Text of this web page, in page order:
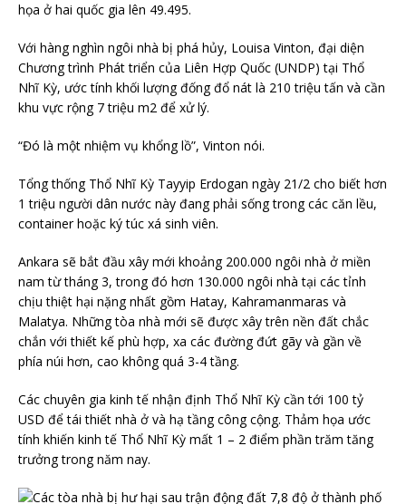
họa ở hai quốc gia lên 49.495.
Với hàng nghìn ngôi nhà bị phá hủy, Louisa Vinton, đại diện
Chương trình Phát triển của Liên Hợp Quốc (UNDP) tại Thổ
Nhĩ Kỳ, ước tính khối lượng đống đổ nát là 210 triệu tấn và cần
khu vực rộng 7 triệu m2 để xử lý.
“Đó là một nhiệm vụ khổng lồ”, Vinton nói.
Tổng thống Thổ Nhĩ Kỳ Tayyip Erdogan ngày 21/2 cho biết hơn
1 triệu người dân nước này đang phải sống trong các căn lều,
container hoặc ký túc xá sinh viên.
Ankara sẽ bắt đầu xây mới khoảng 200.000 ngôi nhà ở miền
nam từ tháng 3, trong đó hơn 130.000 ngôi nhà tại các tỉnh
chịu thiệt hại nặng nhất gồm Hatay, Kahramanmaras và
Malatya. Những tòa nhà mới sẽ được xây trên nền đất chắc
chắn với thiết kế phù hợp, xa các đường đứt gãy và gần về
phía núi hơn, cao không quá 3-4 tầng.
Các chuyên gia kinh tế nhận định Thổ Nhĩ Kỳ cần tới 100 tỷ
USD để tái thiết nhà ở và hạ tầng công cộng. Thảm họa ước
tính khiến kinh tế Thổ Nhĩ Kỳ mất 1 – 2 điểm phần trăm tăng
trưởng trong năm nay.